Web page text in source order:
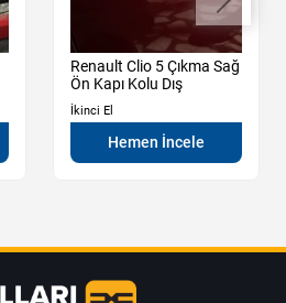
Renault Clio 5 Çıkma Sağ
Ön Kapı Kolu Dış
İkinci El
Hemen İncele